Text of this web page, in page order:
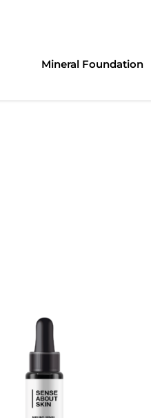
Mineral Foundation